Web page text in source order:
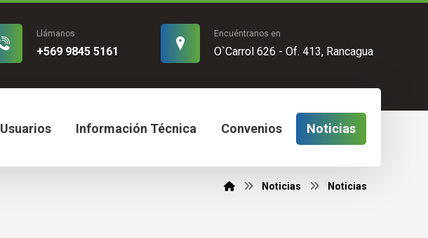
Encuéntranos en
O`Carrol 626 - Of. 413, Rancagua
Llámanos
+569 9845 5161
Usuarios Información Técnica Convenios Noticias
Noticias Noticias